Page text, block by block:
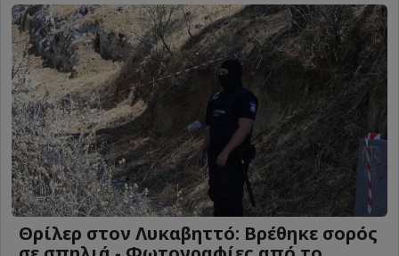
Θρίλερ στον Λυκαβηττό: Βρέθηκε σορός